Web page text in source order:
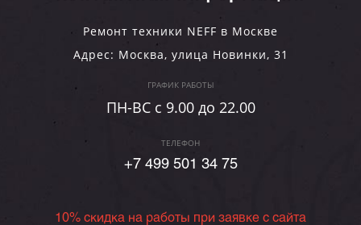
Ремонт техники NEFF в Москве
Адрес: Москва, улица Новинки, 31
ГРАФИК РАБОТЫ
ПН-ВC c 9.00 до 22.00
ТЕЛЕФОН
+7 499 501 34 75
10% скидка на работы при заявке с сайта